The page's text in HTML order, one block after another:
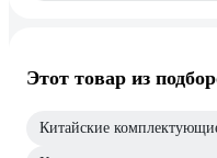
Этот товар из
Китайские